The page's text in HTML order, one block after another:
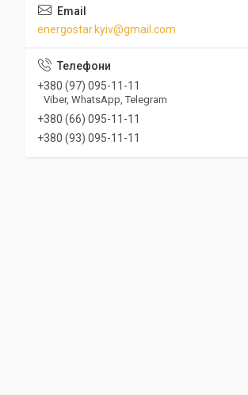
energostar.kyiv@gmail.com
+380 (97) 095-11-11
Viber, WhatsApp, Telegram
+380 (66) 095-11-11
+380 (93) 095-11-11